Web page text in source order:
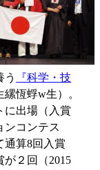
う
『科学・技
恆蜉w生）。
に出場（入賞
ンコンテス
通算8回入賞
が２回（2015